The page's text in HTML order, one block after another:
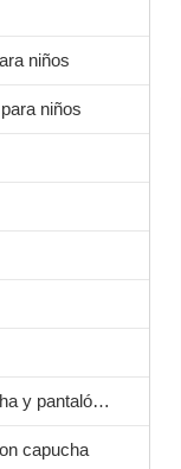
niños
niños
Chaqueta con capucha y pantalón deportivo
capucha